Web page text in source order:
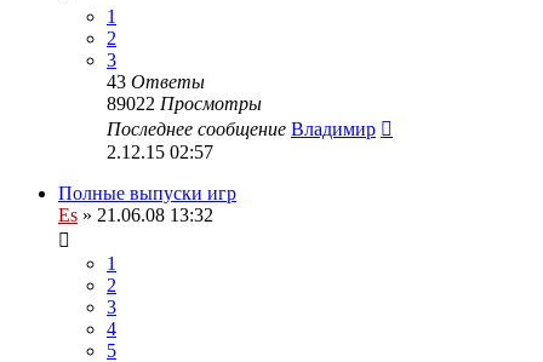
1
2
3
43 Ответы
89022 Просмотры
Последнее сообщение Владимир
2.12.15 02:57
Полные выпуски игр
Es » 21.06.08 13:32
1
2
3
4
5